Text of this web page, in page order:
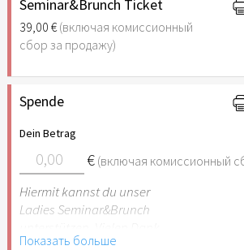
Seminar&Brunch Ticket
39,00 €(включая комиссионный
сбор за продажу)
Spende
Dein Betrag
€ (включая комиссионный
Hiermit kannst du unser
Ladies Seminar&Brunch
und Gottes Segen!
Показать больше